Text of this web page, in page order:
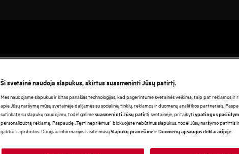
Ši svetainė naudoja slapukus, skirtus suasmeninti Jūsų patirtį.
Mes naudojame slapukus ir kitas panašias technologijas, kad pagerintume svetainės veikimą, taip pat reklamos ir
apie Jūsų naršymą mūsų svetainėje dalijamės su socialinių tinklų, reklamos ir duomenų analitikos partneriais.
sutinkate su slapukų naudojimu, todėl galimesuasmeninti Jūsų patirtį svetainėje, pritaikytiypatingus
personalizuotą reklamą. Paspaudę „Tęsti nepriėmus“ blokuojate nebūtinus slapukus, todėl Jūsų naršymo patirtis
gali būti apribotos. Daugiau informacijos rasite mūsųSlapukų pranešimeirDuomenų apsaugos deklaracijoje